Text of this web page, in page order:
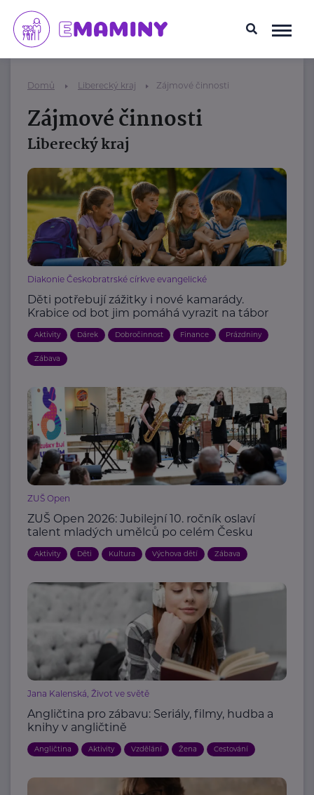
Domů Liberecký kraj Zájmové činnosti
Zájmové činnosti
Liberecký kraj
Diakonie Českobratrské církve evangelické
Děti potřebují zážitky i nové kamarády.
Krabice od bot jim pomáhá vyrazit na tábor
Aktivity Dárek Dobročinnost Finance Prázdniny
Zábava
ZUŠ Open
ZUŠ Open 2026: Jubilejní 10. ročník oslaví
talent mladých umělců po celém Česku
Aktivity Děti Kultura Výchova dětí Zábava
Jana Kalenská, Život ve světě
Angličtina pro zábavu: Seriály, filmy, hudba a
knihy v angličtině
Angličtina Aktivity Vzdělání Žena Cestování